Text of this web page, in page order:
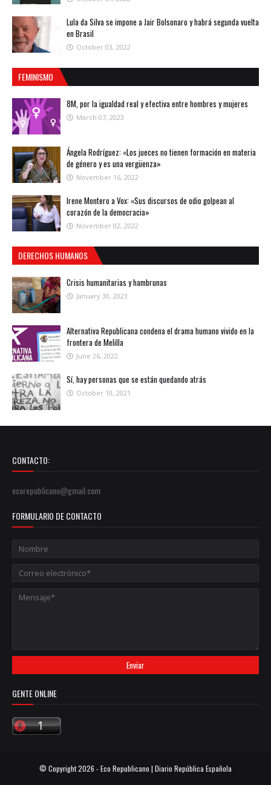
Lula da Silva se impone a Jair Bolsonaro y habrá segunda vuelta
en Brasil
October 03, 2022
FEMINISMO
8M, por la igualdad real y efectiva entre hombres y mujeres
March 07, 2023
Ángela Rodríguez: «Los jueces no tienen formación en materia
de género y es una vergüenza»
November 16, 2022
Irene Montero a Vox: «Sus discursos de odio golpean al
corazón de la democracia»
November 02, 2022
DERECHOS HUMANOS
Crisis humanitarias y hambrunas
January 30, 2023
Alternativa Republicana condena el drama humano vivido en la
frontera de Melilla
June 26, 2022
Sí, hay personas que se están quedando atrás
October 10, 2021
CONTACTO:
ecorepublicano@gmail.com
FORMULARIO DE CONTACTO
GENTE ONLINE
© Copyright2026 -Eco Republicano | Diario República Española